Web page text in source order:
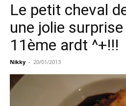
Le petit cheval
une jolie
11ème ardt ^+!!!
Nikky - 20/01/2013